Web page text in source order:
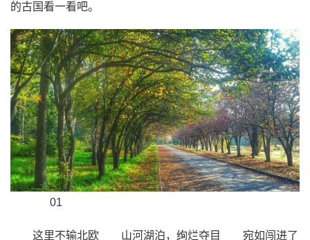
的古国看一看吧。
01
这里不输北欧 山河湖泊，绚烂夺目
宛如闯进了